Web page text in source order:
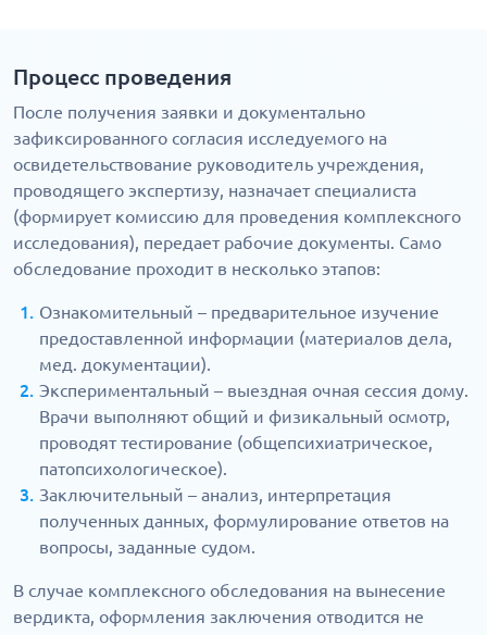
Процесс проведения
После получения заявки и документально
зафиксированного согласия исследуемого на
освидетельствование руководитель учреждения,
проводящего экспертизу, назначает специалиста
(формирует комиссию для проведения комплексного
исследования), передает рабочие документы. Само
обследование проходит в несколько этапов:
Ознакомительный – предварительное изучение
предоставленной информации (материалов дела,
мед. документации).
Экспериментальный – выездная очная сессия дому.
Врачи выполняют общий и физикальный осмотр,
проводят тестирование (общепсихиатрическое,
патопсихологическое).
Заключительный – анализ, интерпретация
полученных данных, формулирование ответов на
вопросы, заданные судом.
В случае комплексного обследования на вынесение
вердикта, оформления заключения отводится не